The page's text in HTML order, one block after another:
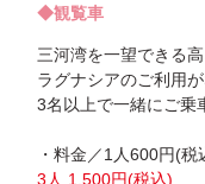
◆観覧車
三河湾を一望できる
ラグナシアのご利用
3名以上で一緒にご乗
・料金／1人600円(税
3人 1,500円(税込)